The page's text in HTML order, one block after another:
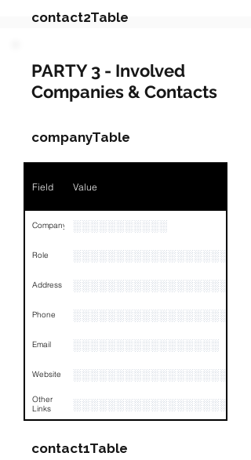
contact2Table
Field Value
Name
Position
Phone NA
Email
Links
PARTY 3 - Involved
Companies & Contacts
companyTable
Field Value
Company ░░░░░░░░░░░
Role
Address
Phone
Email ░░░░░░░░░░░░░░░░░
Website
Other
Links
contact1Table